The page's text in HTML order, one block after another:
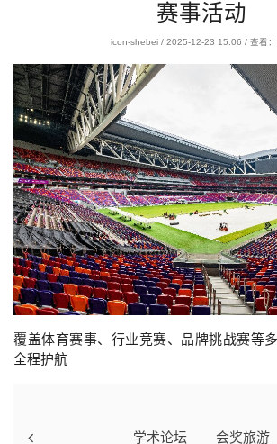
赛事活动
icon-shebei / 2025-12-23 15:06 / 查看
覆盖体育赛事、行业竞赛、品牌挑战赛等
全程护航
学术论坛 会奖旅游